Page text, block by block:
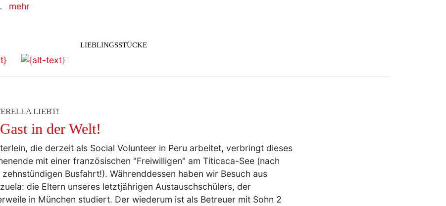
mehr
LIEBLINGSSTÜCKE
vor
LIEBT!
in der Welt!
die derzeit als Social Volunteer in Peru arbeitet, verbringt dieses
mit einer französischen "Freiwilligen" am Titicaca-See (nach
zehnstündigen Busfahrt!). Währenddessen haben wir Besuch aus
die Eltern unseres letztjährigen Austauschschülers, der
in München studiert. Der wiederum ist als Betreuer mit Sohn 2